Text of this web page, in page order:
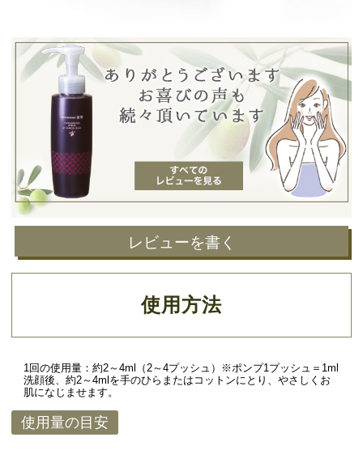
レビューを書く
使用方法
1回の使用量：約2～4ml（2～4プッシュ）※ポンプ1プッシュ＝1ml
洗顔後、約2～4mlを手のひらまたはコットンにとり、やさしくお
肌になじませます。
使用量の目安